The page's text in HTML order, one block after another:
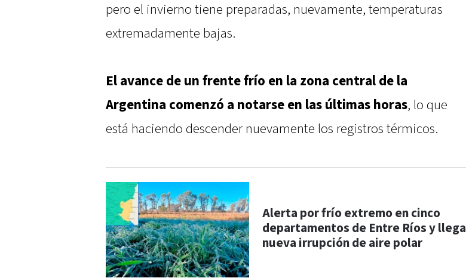
pero el invierno tiene preparadas, nuevamente, temperaturas
extremadamente bajas.
El avance de un frente frío en la zona central de la
Argentina comenzó a notarse en las últimas horas, lo que
está haciendo descender nuevamente los registros térmicos.
Alerta por frío extremo en cinco
departamentos de Entre Ríos y llega
nueva irrupción de aire polar